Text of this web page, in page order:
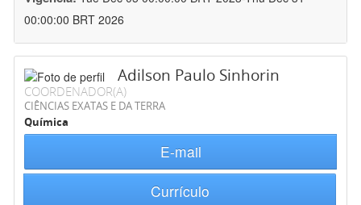
00:00:00 BRT 2026
Adilson Paulo Sinhorin
COORDENADOR(A)
CIÊNCIAS EXATAS E DA TERRA
Química
E-mail
Currículo